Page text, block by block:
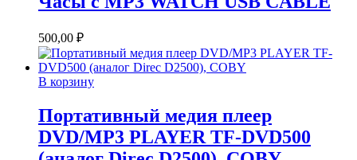
500,00 ₽
В корзину
Портативный медия плеер
DVD/MP3 PLAYER TF-DVD500